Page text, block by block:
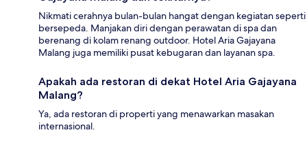
Nikmati cerahnya bulan-bulan hangat dengan kegiatan seperti
bersepeda. Manjakan diri dengan perawatan di spa dan
berenang di kolam renang outdoor. Hotel Aria Gajayana
Malang juga memiliki pusat kebugaran dan layanan spa.
Apakah ada restoran di dekat Hotel Aria Gajayana
Malang?
Ya, ada restoran di properti yang menawarkan masakan
internasional.